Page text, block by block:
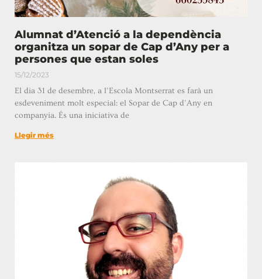
Alumnat d’Atenció a la dependència
organitza un sopar de Cap d’Any per a
persones que estan soles
15/12/2023
El dia 31 de desembre, a l’Escola Montserrat es farà un
esdeveniment molt especial: el Sopar de Cap d’Any en
companyia. És una iniciativa de
Llegir més